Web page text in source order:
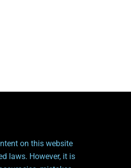
on this website
laws. However, it is